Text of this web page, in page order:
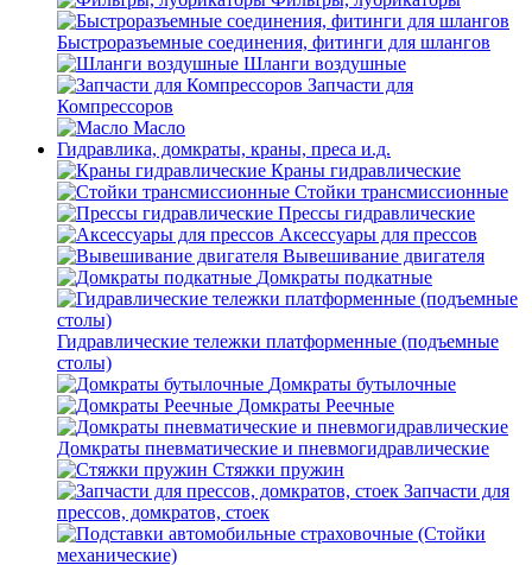
Быстроразъемные соединения, фитинги для шлангов
Шланги воздушные
Запчасти для
Компрессоров
Масло
Гидравлика, домкраты, краны, преса и.д.
Краны гидравлические
Стойки трансмиссионные
Прессы гидравлические
Аксессуары для прессов
Вывешивание двигателя
Домкраты подкатные
Гидравлические тележки платформенные (подъемные
столы)
Домкраты бутылочные
Домкраты Реечные
Домкраты пневматические и пневмогидравлические
Стяжки пружин
Запчасти для
прессов, домкратов, стоек